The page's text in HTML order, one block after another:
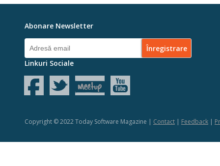
Abonare Newsletter
Linkuri Sociale
Copyright © 2022 Today Software Magazine | Contact | Feedback |